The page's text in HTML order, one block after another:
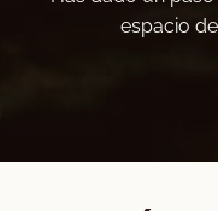
espacio